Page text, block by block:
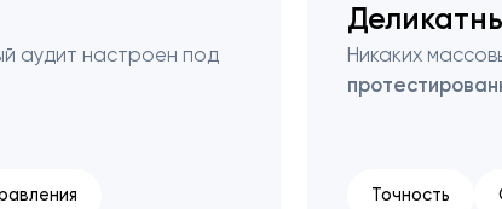
аудит настроен под
Никаких
Точность